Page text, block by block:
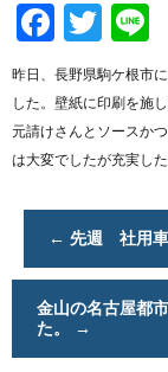
昨日、長野県駒ケ根市
した。壁紙に印刷を施
元請けさんとソースか
は大変でしたが充実した
← 先週 社用
金山の名古屋都
た。
→